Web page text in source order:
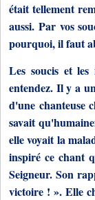
était tellement
aussi. Par vos
pourquoi, il faut
Les soucis et
entendez. Il y a
d'une chanteuse
savait
elle voyait la
inspiré ce chant
Seigneur. Son
victoire ! ». Elle